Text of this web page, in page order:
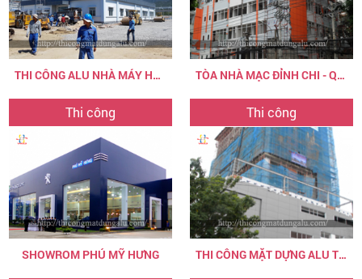
THI CÔNG ALU NHÀ MÁY HOÀ HIỆP TÒA NHÀ MẠC ĐỈNH CHI - Q1-HCM
Thi công
SHOWROM PHÚ MỸ HƯNG
Thi công
THI CÔNG MẶT DỰNG ALU TÒA NHÀ